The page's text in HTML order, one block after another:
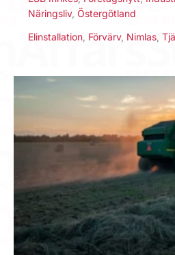
Näringsliv, Östergötland
Elinstallation Förvärv, Nimlas